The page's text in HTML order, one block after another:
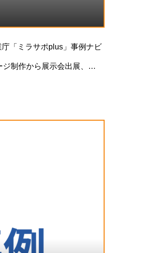
「ミラサポplus」事例ナビ
制作から展示会出展、設